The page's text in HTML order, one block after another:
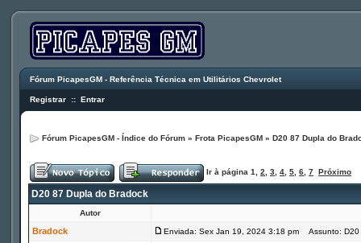
Fórum PicapesGM - Referência Técnica em Utilitários Chevrolet
Registrar :: Entrar
Fórum PicapesGM - Índice do Fórum » Frota PicapesGM » D20 87 Dupla do
Ir à página 1 2 3 4 5 6 7 Próximo
D20 87 Dupla do Bradock
Autor
Bradock Enviada: Sex Jan 19, 2024 3:18 pm Assunto: D20